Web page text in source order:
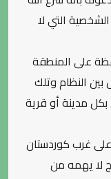
التي لا
على المنطقة
النظام وتلك
مدينة أو قرية
غرب كوردستان
لا يهمه من